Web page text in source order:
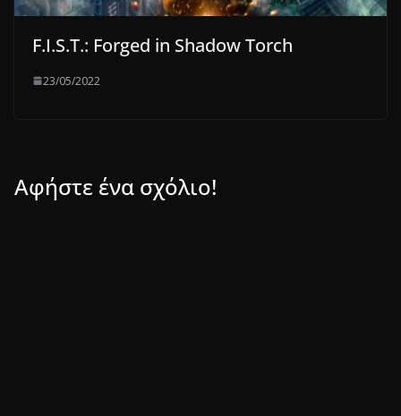
F.I.S.T.: Forged in Shadow Torch
23/05/2022
Αφήστε ένα σχόλιο!